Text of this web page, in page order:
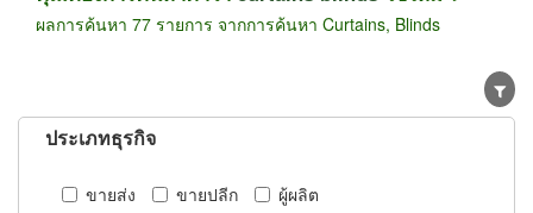
ผลการค้นหา 77 รายการ จากการค้นหา Curtains, Blinds
ประเภทธุรกิจ
ขายส่ง ขายปลีก
ผู้ผลิต